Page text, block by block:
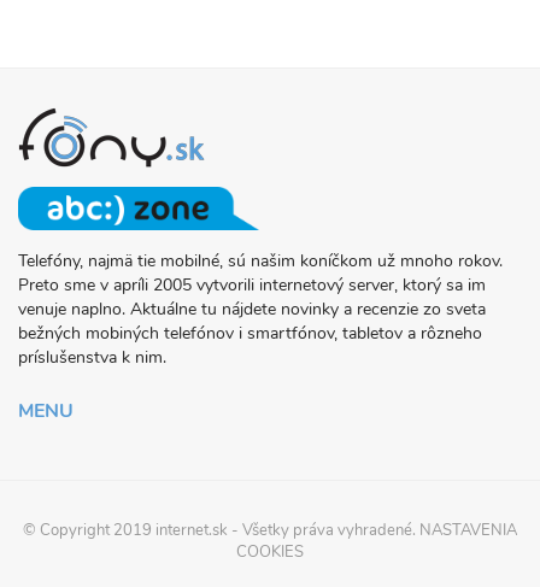
O
PROJEKTE
FONY.SK
Telefóny, najmä tie mobilné, sú našim koníčkom už mnoho rokov.
Preto sme v apríli 2005 vytvorili internetový server, ktorý sa im
venuje naplno. Aktuálne tu nájdete novinky a recenzie zo sveta
bežných mobiných telefónov i smartfónov, tabletov a rôzneho
príslušenstva k nim.
MENU
© Copyright 2019 internet.sk - Všetky práva vyhradené. NASTAVENIA
COOKIES